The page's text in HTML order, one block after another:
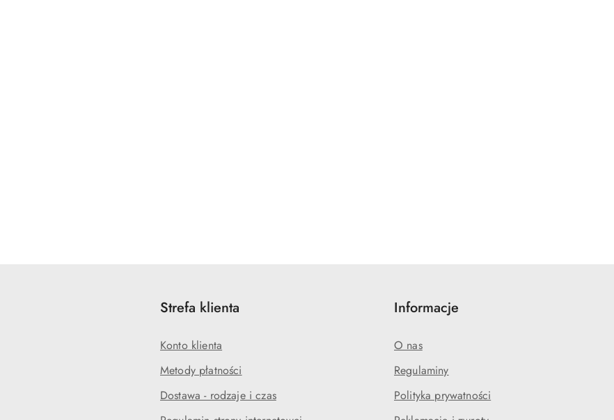
Strefa klienta
Konto klienta
Metody płatności
Dostawa - rodzaje i czas
Informacje
O nas
Regulaminy
Polityka prywatności